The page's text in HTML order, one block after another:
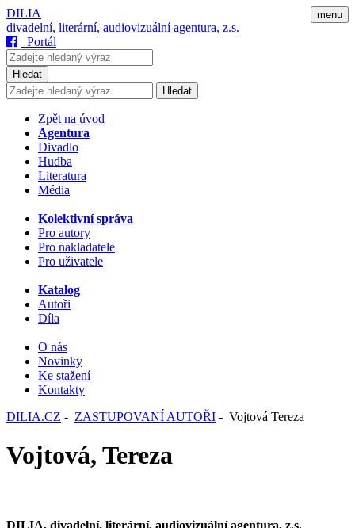
menu
DILIA
divadelní, literární, audiovizuální agentura, z.s.
Portál
Hledat
Hledat
Zpět na úvod
Agentura
Divadlo
Hudba
Literatura
Média
Kolektivní správa
Pro autory
Pro nakladatele
Pro uživatele
Katalog
Autoři
Díla
O nás
Novinky
Ke stažení
Kontakty
DILIA.CZ - ZASTUPOVANÍ AUTOŘI - Vojtová Tereza
Vojtová, Tereza